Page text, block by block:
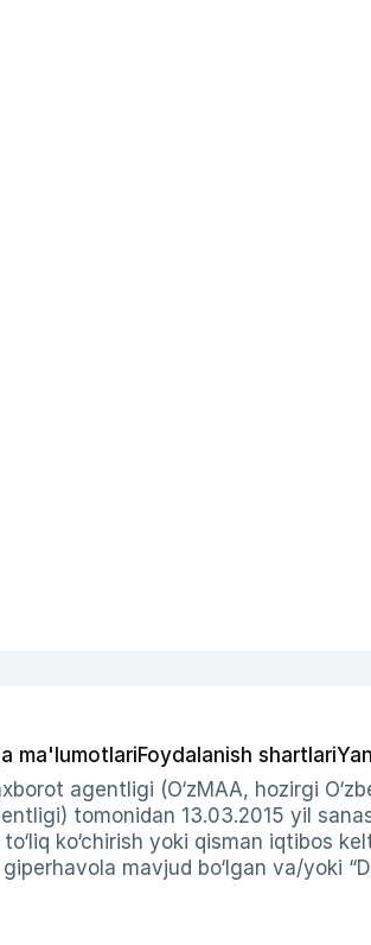
ma'lumotlariFoydalanish shartlari
agentligi (O‘zMAA, hozirgi
tomonidan 13.03.2015 yil
ko‘chirish yoki qisman iqtibos
mavjud bo‘lgan va/yoki